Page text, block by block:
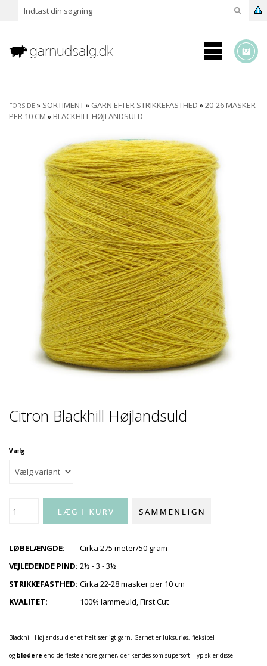
FORSIDE » SORTIMENT» GARN EFTER STRIKKEFASTHED »20-26 MASKER
PER 10 CM » BLACKHILL HØJLANDSULD
Citron Blackhill Højlandsuld
Vælg
LØBELÆNGDE:
VEJLEDENDE PIND:
STRIKKEFASTHED:
KVALITET:
Cirka 275 meter/50 gram
2½ - 3 - 3½
Cirka 22-28 masker per 10 cm
100% lammeuld, First Cut
Blackhill Højlandsuld er et helt særligt garn. Garnet er luksuriøs, fleksibel
og blødere end de fleste andre garner, der kendes som supersoft. Typisk er disse